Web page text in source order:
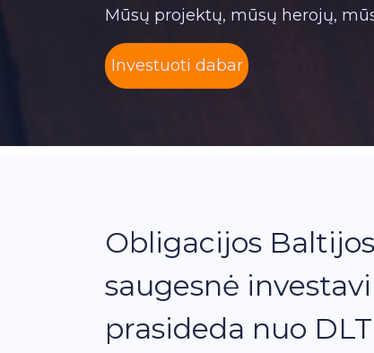
Mūsų projektų, mūsų herojų,
Investuoti dabar
Obligacijos
saugesnė
prasideda nuo